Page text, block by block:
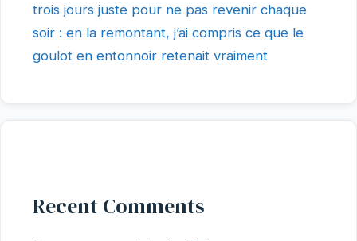
trois jours juste pour ne pas revenir chaque
soir : en la remontant, j’ai compris ce que le
goulot en entonnoir retenait vraiment
Recent Comments